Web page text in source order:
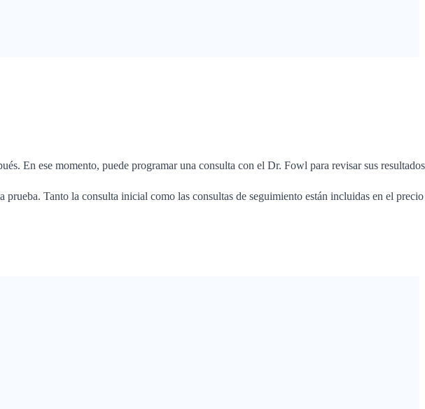
En ese momento, puede programar una consulta con el Dr. Fowl para revisar sus
Tanto la consulta inicial como las consultas de seguimiento están incluidas en el precio